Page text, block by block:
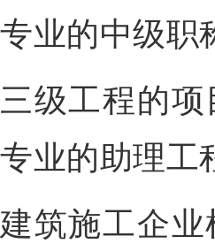
专业的中级职
三级工程的
专业的助理工
建筑施工企